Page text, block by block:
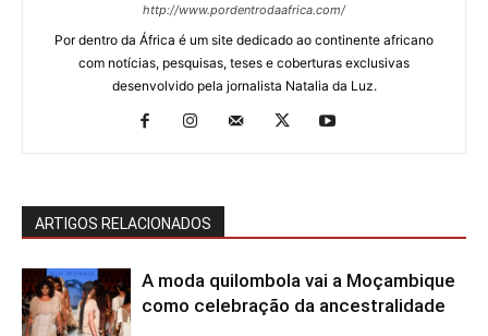
http://www.pordentrodaafrica.com/
Por dentro da África é um site dedicado ao continente africano
com notícias, pesquisas, teses e coberturas exclusivas
desenvolvido pela jornalista Natalia da Luz.
ARTIGOS RELACIONADOS
A moda quilombola vai a Moçambique
como celebração da ancestralidade